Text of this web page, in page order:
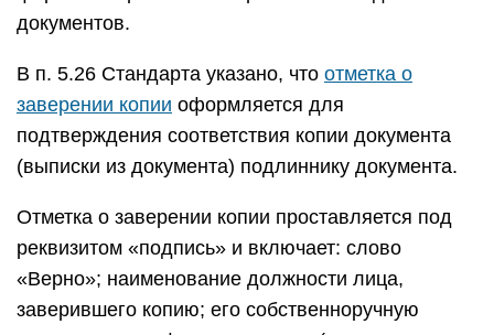
документов.
В п. 5.26 Стандарта указано, что отметка о
заверении копии оформляется для
подтверждения соответствия копии документа
(выписки из документа) подлиннику документа.
Отметка о заверении копии проставляется под
реквизитом «подпись» и включает: слово
«Верно»; наименование должности лица,
заверившего копию; его собственноручную